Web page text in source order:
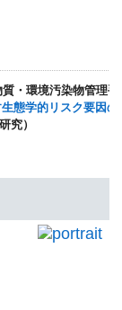
・環境汚染物管理
態学的リスク要因
究）